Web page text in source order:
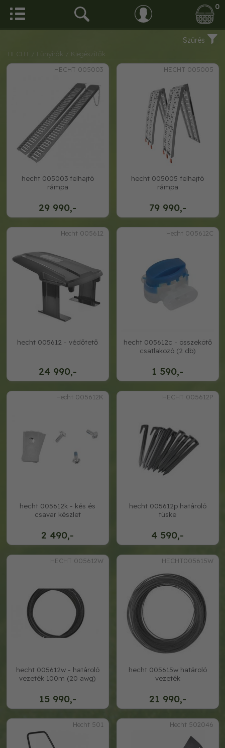
0
Szűrés
HECHT / Fűnyírók
/ Kiegészítők
HECHT 005003
29 990,-
hecht 005003 felhajtó
rámpa
HECHT 005005
79 990,-
hecht 005005 felhajtó
rámpa
Hecht 005612
24 990,-
hecht 005612 - védőtető
Hecht 005612C
1 590,-
hecht 005612c - összekötő
csatlakozó (2 db)
Hecht 005612K
2 490,-
hecht 005612k - kés és
csavar készlet
HECHT 005612P
4 590,-
hecht 005612p határoló
tüske
HECHT 005612W
15 990,-
hecht 005612w - határoló
vezeték 100m (20 awg)
HECHT005615W
21 990,-
hecht 005615w határoló
vezeték
Hecht 501 Hecht 502046